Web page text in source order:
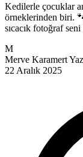
Kedilerle çocuklar
örneklerinden biri.
sıcacık fotoğraf
M
Merve Karamert
22 Aralık 2025